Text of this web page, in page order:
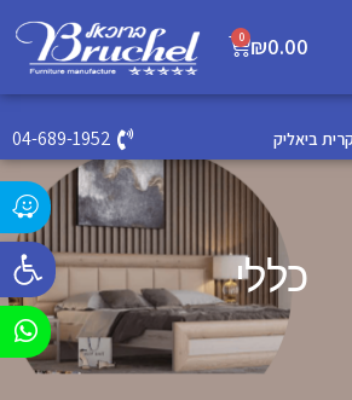
פתח
₪0.00
0
04-689-1952
כללי